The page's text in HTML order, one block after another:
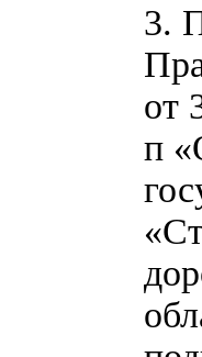
3.
от
п